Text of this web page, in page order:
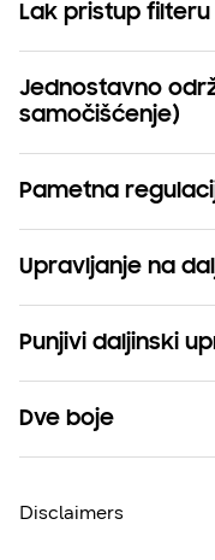
Lak pristup filteru
Jednostavno
samočišćenje)
Pametna
Upravljanje na
Punjivi daljinski
Dve boje
Disclaimers